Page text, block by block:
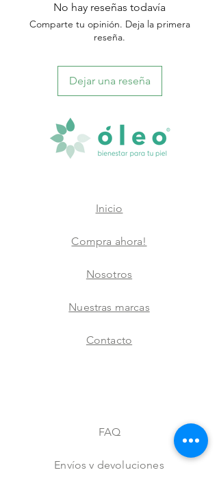
No hay reseñas todavía
Comparte tu opinión. Deja la primera
reseña.
Dejar una reseña
Inicio
Compra ahora!
Nosotros
Nuestras marcas
Contacto
FAQ
Envíos y devoluciones